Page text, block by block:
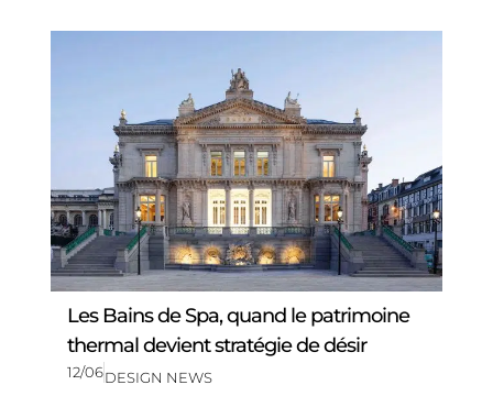
Les Bains de Spa, quand le patrimoine
thermal devient stratégie de désir
12/06DESIGN NEWS